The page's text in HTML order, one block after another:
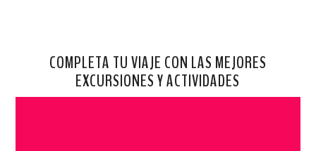
COMPLETA TU VIAJE CON LAS MEJORES
EXCURSIONES Y ACTIVIDADES